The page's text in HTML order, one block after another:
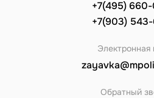
+7(495)
+7(903)
Электронная
Обратный